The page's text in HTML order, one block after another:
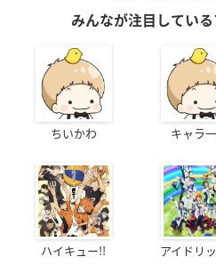
みんなが注目してい
ちいかわ キャラ
ハイキュー!! アイドリ